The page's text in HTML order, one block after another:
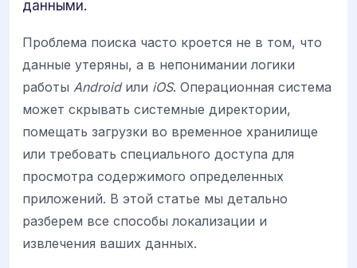
данными.
Проблема поиска часто кроется не в том, что
данные утеряны, а в непонимании логики
работы Androidили iOS. Операционная система
может скрывать системные директории,
помещать загрузки во временное хранилище
или требовать специального доступа для
просмотра содержимого определенных
приложений. В этой статье мы детально
разберем все способы локализации и
извлечения ваших данных.